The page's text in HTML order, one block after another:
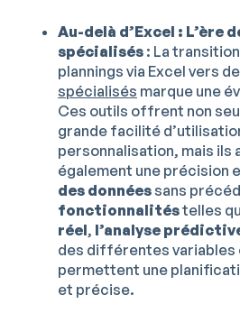
Au-delà d’Excel : L’ère
spécialisés : La
plannings via Excel vers
spécialisés marque une
Ces outils offrent non
grande facilité
personnalisation, mais ils
également une précision
des donnéessans
fonctionnalitéstelles
réel, l’analyse
des différentes variables
permettent une
et précise.